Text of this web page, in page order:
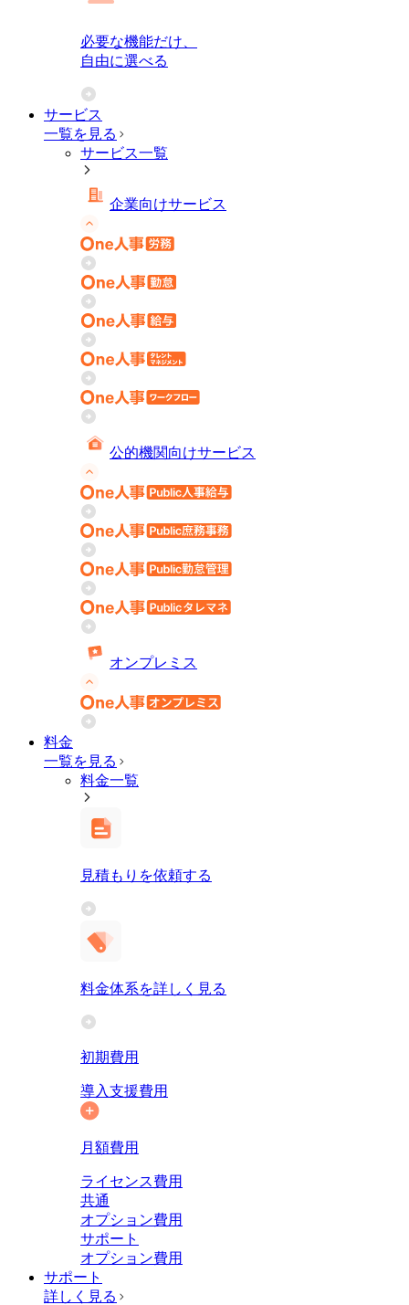
必要な機能だけ、
自由に選べる
サービス
一覧を見る
サービス一覧
企業向けサービス
公的機関向けサービス
オンプレミス
料金
一覧を見る
料金一覧
見積もりを依頼する
料金体系を詳しく見る
初期費用
導入支援費用
月額費用
ライセンス費用
共通
オプション費用
サポート
オプション費用
サポート
詳しく見る